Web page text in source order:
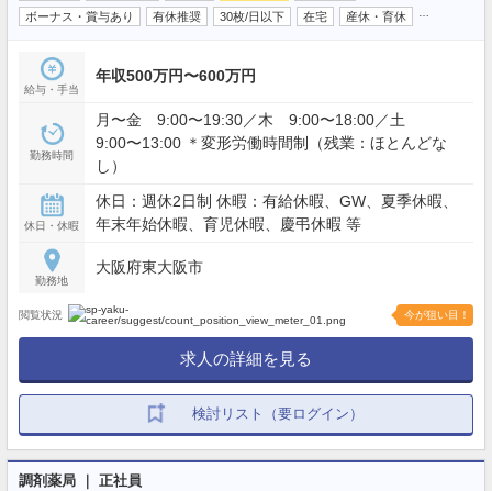
ボーナス・賞与あり
有休推奨 30枚/日以下 在宅 産休・育休
給与・手当
年収500万円〜600万円
勤務時間
月〜金 9:00〜19:30／木 9:00〜18:00／土
9:00〜13:00 ＊変形労働時間制（残業：ほとんどな
し）
休日・休暇
休日：週休2日制 休暇：有給休暇、GW、夏季休暇、
年末年始休暇、育児休暇、慶弔休暇 等
勤務地
大阪府東大阪市
閲覧状況 今が狙い目！
求人の詳細を見る
検討リスト（要ログイン）
調剤薬局 ｜ 正社員